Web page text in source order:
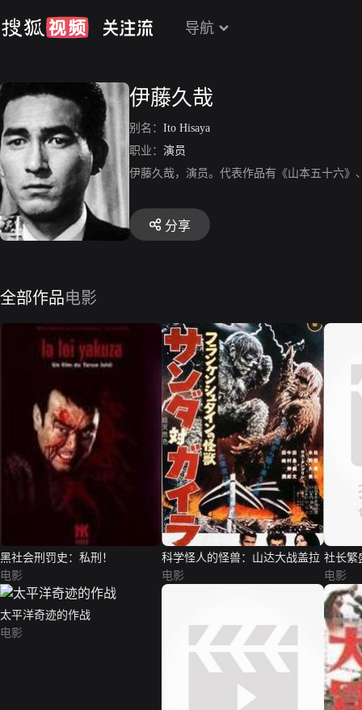
导航
伊藤久哉
别名： Ito Hisaya
职业： 演员
伊藤久哉，演员。代表作品有《山本五十六》
分享
全部作品电影
黑社会刑罚史：私刑！
电影
科学怪人的怪兽：山达大战盖拉
电影
社长繁
电影
太平洋奇迹的作战
电影